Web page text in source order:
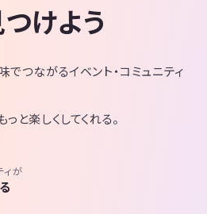
けよう
つながるイベント・コミュニティ
と楽しくしてくれる。
ィが